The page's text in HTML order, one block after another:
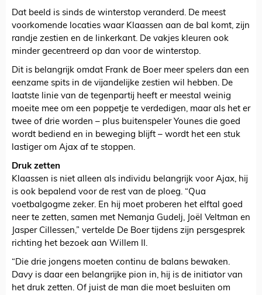
Dat beeld is sinds de winterstop veranderd. De meest
voorkomende locaties waar Klaassen aan de bal komt, zijn
randje zestien en de linkerkant. De vakjes kleuren ook
minder gecentreerd op dan voor de winterstop.
Dit is belangrijk omdat Frank de Boer meer spelers dan een
eenzame spits in de vijandelijke zestien wil hebben. De
laatste linie van de tegenpartij heeft er meestal weinig
moeite mee om een poppetje te verdedigen, maar als het er
twee of drie worden – plus buitenspeler Younes die goed
wordt bediend en in beweging blijft – wordt het een stuk
lastiger om Ajax af te stoppen.
Druk zetten
Klaassen is niet alleen als individu belangrijk voor Ajax, hij
is ook bepalend voor de rest van de ploeg. “Qua
voetbalgogme zeker. En hij moet proberen het elftal goed
neer te zetten, samen met Nemanja Gudelj, Joël Veltman en
Jasper Cillessen,” vertelde De Boer tijdens zijn persgesprek
richting het bezoek aan Willem II.
“Die drie jongens moeten continu de balans bewaken.
Davy is daar een belangrijke pion in, hij is de initiator van
het druk zetten. Of juist de man die moet besluiten om